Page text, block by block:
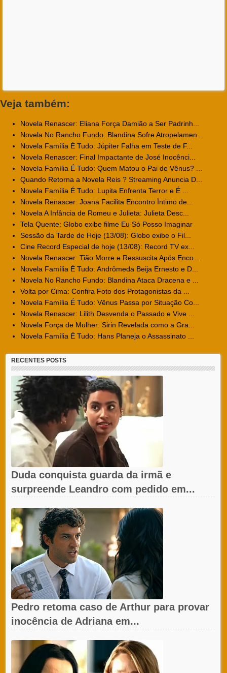
Veja também:
Novela Renascer: Eliana Força Damião a Ser Padrinh...
Novela No Rancho Fundo: Blandina Sofre Atropelamen...
Novela Família É Tudo: Júpiter Falha em Teste de F...
Novela Renascer: Final Impactante de José Inocênci...
Novela Família É Tudo: Quem Matou o Pai de Vênus? ...
Quando Retorna a Novela Reis ? Streaming Anuncia D...
Novela Família É Tudo: Lupita Enfrenta Terror e É ...
Novela Renascer: Joana Facilita Encontro Íntimo de...
Novela A Infância de Romeu e Julieta: Julieta Desc...
Tela Quente: Globo exibe filme Eu Só Posso Imaginar
Sessão da Tarde de Hoje (13/08): Globo exibe o Fil...
Cine Record Especial de hoje (13/08): Record TV ex...
Novela Renascer: Tião Morre e Ressuscita Após Enco...
Novela Família É Tudo: Andrômeda Beija Ernesto e D...
Novela No Rancho Fundo: Blandina Ataca Dracena e ...
Volta por Cima: Confira Foto dos Protagonistas da ...
Novela Família É Tudo: Vênus Passa por Situação Co...
Novela Renascer: Lilith Desvenda o Passado e Vive ...
Novela Força de Mulher: Sirin Revelada como a Gra...
Novela Família É Tudo: Hans Planeja o Assassinato ...
RECENTES POSTS
Duda conquista guarda da irmã e
surpreende Leandro com pedido em...
Pedro retoma caso de Arthur para provar
inocência de Adriana em...